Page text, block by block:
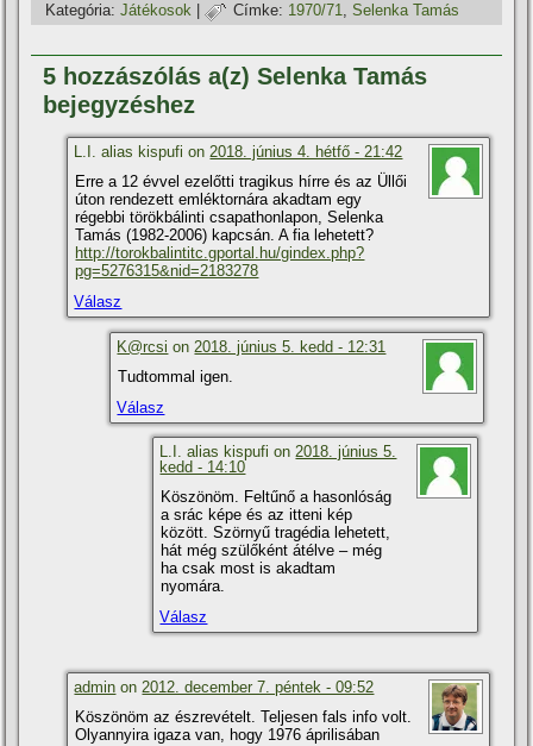
Kategória: Játékosok | Címke: 1970/71,Selenka Tamás
5 hozzászólás a(z) Selenka Tamás
bejegyzéshez
L.I. alias kispufi on2018. június 4. hétfő - 21:42
Erre a 12 évvel ezelőtti tragikus hí­rre és az Üllői
úton rendezett emléktornára akadtam egy
régebbi törökbálinti csapathonlapon, Selenka
Tamás (1982-2006) kapcsán. A fia lehetett?
http://torokbalintitc.gportal.hu/gindex.php?
pg=5276315&nid=2183278
Válasz
K@rcsi on 2018. június 5. kedd - 12:31
Tudtommal igen.
Válasz
L.I. alias kispufi on2018. június 5.
kedd - 14:10
Köszönöm. Feltűnő a hasonlóság
a srác képe és az itteni kép
között. Szörnyű tragédia lehetett,
hát még szülőként átélve – még
ha csak most is akadtam
nyomára.
Válasz
admin on2012. december 7. péntek - 09:52
Köszönöm az észrevételt. Teljesen fals info volt.
Olyannyira igaza van, hogy 1976 áprilisában